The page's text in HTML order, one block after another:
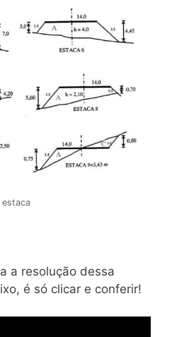
estaca
a resolução dessa
é só clicar e conferir!